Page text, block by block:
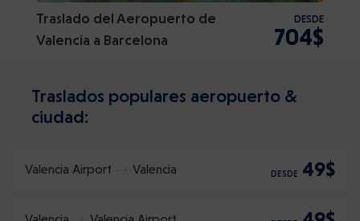
Traslado del Aeropuerto de
Valencia a Barcelona
DESDE
704$
Traslados populares aeropuerto &
ciudad:
Valencia Airport Valencia DESDE 49$